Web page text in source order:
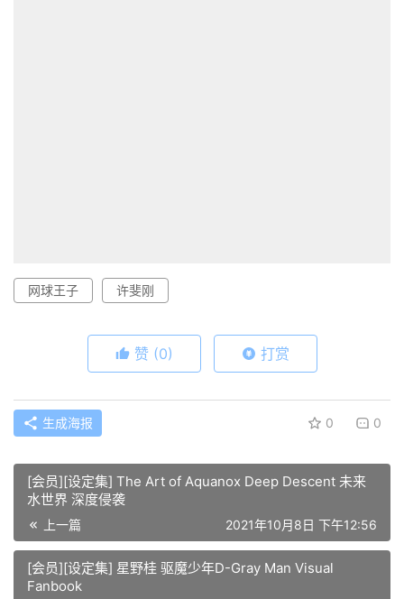
网球王子 许斐刚
赞 (0) 打赏
生成海报 0 0
[会员][设定集] The Art of Aquanox Deep Descent 未来
水世界 深度侵袭
上一篇 2021年10月8日 下午12:56
[会员][设定集] 星野桂 驱魔少年D-Gray Man Visual
Fanbook